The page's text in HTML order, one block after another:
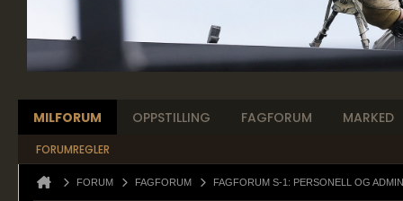
MILFORUM OPPSTILLING FAGFORUM MARKED
FORUMREGLER
FORUM FAGFORUM FAGFORUM S-1: PERSONELL OG